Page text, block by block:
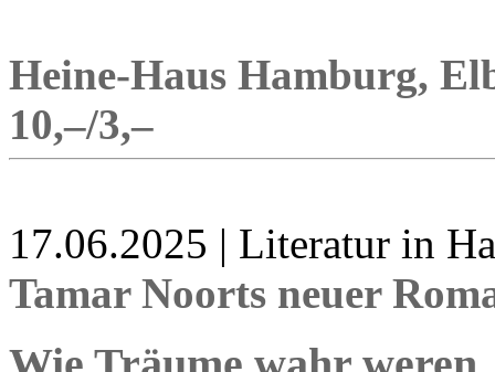
Heine-Haus Hamburg,
10,–/3,–
17.06.2025 | Literatur in
Tamar Noorts neuer